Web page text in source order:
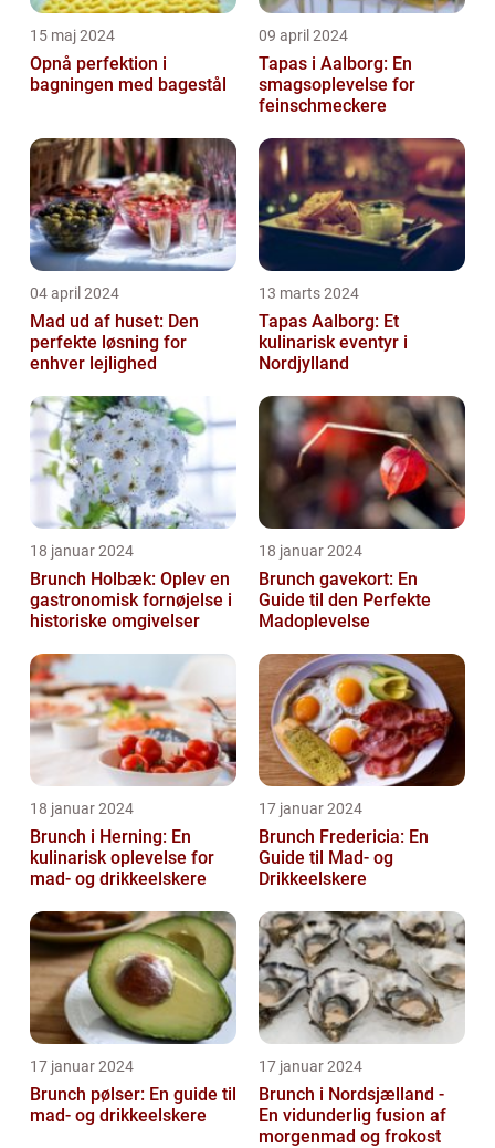
15 maj 2024
Opnå perfektion i
bagningen med bagestål
09 april 2024
Tapas i Aalborg: En
smagsoplevelse for
feinschmeckere
04 april 2024
Mad ud af huset: Den
perfekte løsning for
enhver lejlighed
13 marts 2024
Tapas Aalborg: Et
kulinarisk eventyr i
Nordjylland
18 januar 2024
Brunch Holbæk: Oplev en
gastronomisk fornøjelse i
historiske omgivelser
18 januar 2024
Brunch gavekort: En
Guide til den Perfekte
Madoplevelse
18 januar 2024
Brunch i Herning: En
kulinarisk oplevelse for
mad- og drikkeelskere
17 januar 2024
Brunch Fredericia: En
Guide til Mad- og
Drikkeelskere
17 januar 2024
Brunch pølser: En guide til
mad- og drikkeelskere
17 januar 2024
Brunch i Nordsjælland -
En vidunderlig fusion af
morgenmad og frokost